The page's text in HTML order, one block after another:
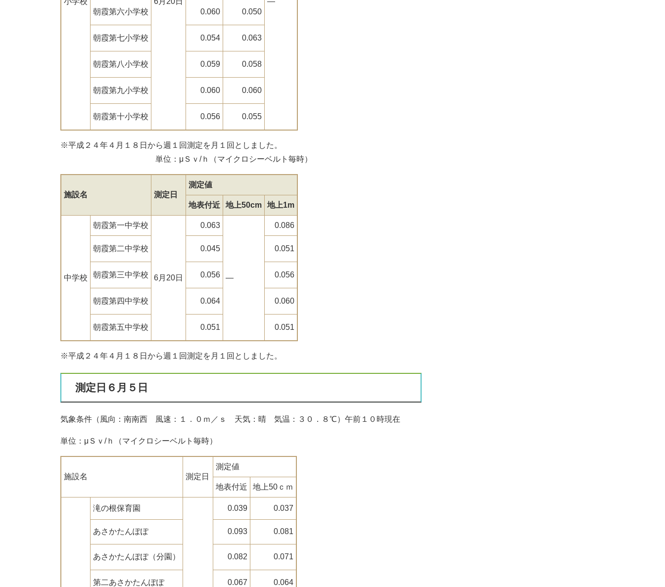
朝霞第六小学校 0.060 0.050
朝霞第七小学校 0.054 0.063
朝霞第八小学校 0.059 0.058
朝霞第九小学校 0.060 0.060
朝霞第十小学校 0.056 0.055
※平成２４年４月１８日から週１回測定を月１回としました。
単位：μＳｖ/ｈ（マイクロシーベルト毎時）
施設名 測定日
測定値
地表付近 地上50cm 地上1m
中学校
朝霞第一中学校
6月20日
0.063
―
0.086
朝霞第二中学校 0.045 0.051
朝霞第三中学校 0.056 0.056
朝霞第四中学校 0.064 0.060
朝霞第五中学校 0.051 0.051
※平成２４年４月１８日から週１回測定を月１回としました。
測定日６月５日
気象条件（風向：南南西 風速：１．０ｍ／ｓ 天気：晴 気温：３０．８℃）午前１０時現在
単位：μＳｖ/ｈ（マイクロシーベルト毎時）
施設名 測定日
測定値
地表付近 地上50ｃｍ
滝の根保育園 0.039 0.037
あさかたんぽぽ 0.093 0.081
あさかたんぽぽ（分園） 0.082 0.071
第二あさかたんぽぽ 0.067 0.064